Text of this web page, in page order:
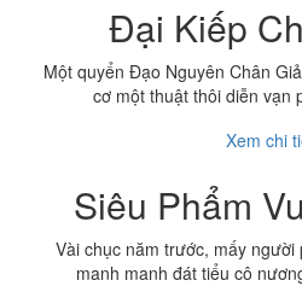
Đại Kiếp
Một quyển Đạo Nguyên Chân
cơ một thuật thôi diễn vạn
Xem chi
Siêu Phẩm
Vài chục năm trước, mấy
manh manh đát tiểu cô